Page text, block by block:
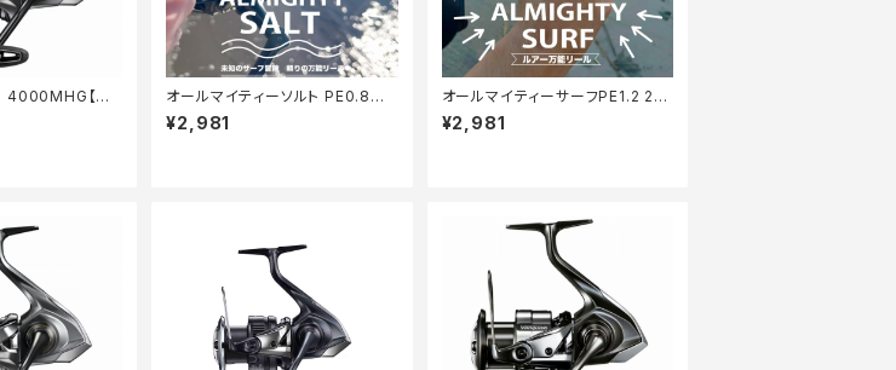
4000MHG【継
10】
オールマイティーソルト PE0.8号1
50m Tオリ
¥2,981
オールマイティーサーフPE1.2 20
0m【Tオリ】
¥2,981